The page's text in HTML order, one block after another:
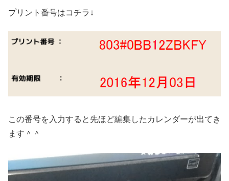
プリント番号はコチラ↓
この番号を入力すると先ほど編集したカレンダーが出てき
ます＾＾